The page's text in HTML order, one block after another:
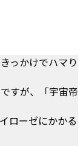
っかけでハマり
すが、「宇宙帝
ローゼにかかる